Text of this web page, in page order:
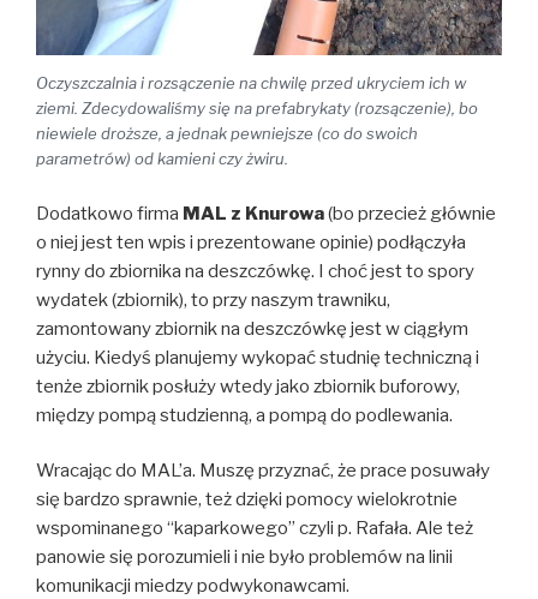
Oczyszczalnia i rozsączenie na chwilę przed ukryciem ich w
ziemi. Zdecydowaliśmy się na prefabrykaty (rozsączenie), bo
niewiele droższe, a jednak pewniejsze (co do swoich
parametrów) od kamieni czy żwiru.
Dodatkowo firma MAL z Knurowa(bo przecież głównie
o niej jest ten wpis i prezentowane opinie) podłączyła
rynny do zbiornika na deszczówkę. I choć jest to spory
wydatek (zbiornik), to przy naszym trawniku,
zamontowany zbiornik na deszczówkę jest w ciągłym
użyciu. Kiedyś planujemy wykopać studnię techniczną i
tenże zbiornik posłuży wtedy jako zbiornik buforowy,
między pompą studzienną, a pompą do podlewania.
Wracając do MAL’a. Muszę przyznać, że prace posuwały
się bardzo sprawnie, też dzięki pomocy wielokrotnie
wspominanego “kaparkowego” czyli p. Rafała. Ale też
panowie się porozumieli i nie było problemów na linii
komunikacji miedzy podwykonawcami.